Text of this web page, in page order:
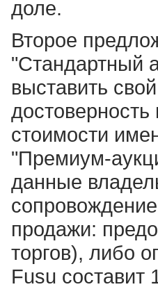
доле.
Второе
"Стандартный
выставить
стоимости
"Премиум-
данные
продажи:
торгов), либо
Fusu составит